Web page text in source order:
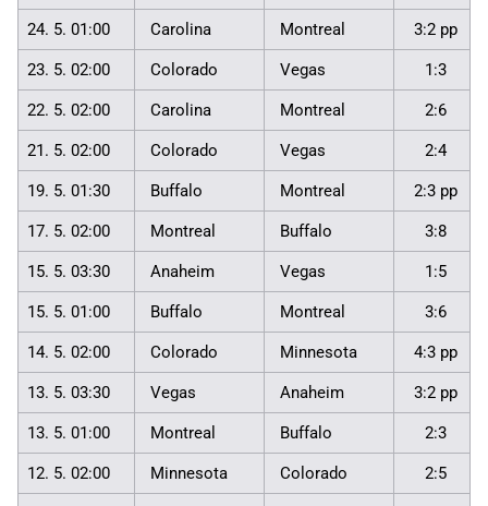
24. 5. 01:00 Carolina Montreal 3:2 pp
23. 5. 02:00 Colorado Vegas 1:3
22. 5. 02:00 Carolina Montreal 2:6
21. 5. 02:00 Colorado Vegas 2:4
19. 5. 01:30 Buffalo Montreal 2:3 pp
17. 5. 02:00 Montreal Buffalo 3:8
15. 5. 03:30 Anaheim Vegas 1:5
15. 5. 01:00 Buffalo Montreal 3:6
14. 5. 02:00 Colorado Minnesota 4:3 pp
13. 5. 03:30 Vegas Anaheim 3:2 pp
13. 5. 01:00 Montreal Buffalo 2:3
12. 5. 02:00 Minnesota Colorado 2:5